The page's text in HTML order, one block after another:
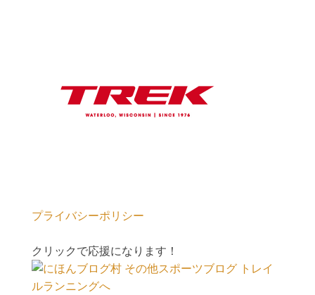
プライバシーポリシー
クリックで応援になります！